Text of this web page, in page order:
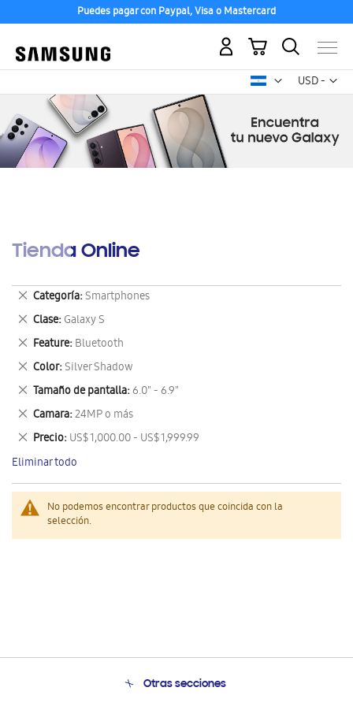
Puedes pagar con Paypal, Visa o Mastercard
USD -
dólar
Mi carrito
Tienda Online
No podemos encontrar productos que coincida con la
selección.
Categoría Smartphones
Eliminar
este
artículo
Clase Galaxy S
Eliminar
este
artículo
Feature Bluetooth
Eliminar
este
artículo
Color Silver Shadow
Eliminar
este
artículo
Tamaño de pantalla 6.0" - 6.9"
Eliminar
este
artículo
Camara 24MP o más
Eliminar
este
artículo
Precio US$ 1,000.00 - US$ 1,999.99
Eliminar
este
artículo
Eliminar todo
Otras secciones